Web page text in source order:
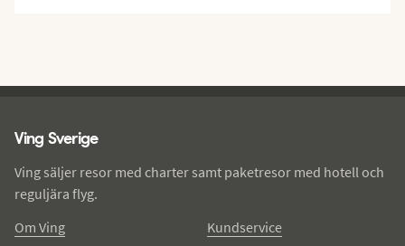
Ving Sverige
Ving säljer resor med charter samt paketresor med hotell och
reguljära flyg.
Om Ving
Kundservice